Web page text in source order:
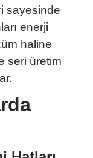
sayesinde
enerji
haline
seri üretim